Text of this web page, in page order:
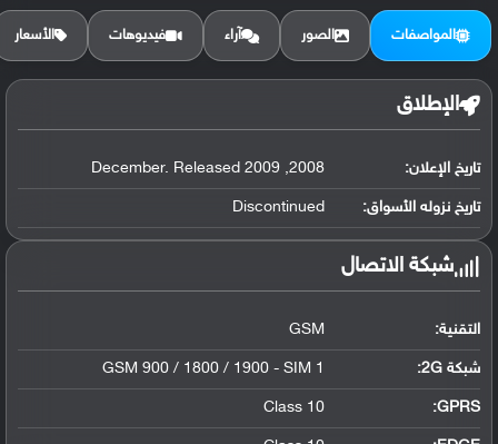
المواصفات الصور آراء فيديوهات الأسعار
الإطلاق
تاريخ الإعلان: 2008, December. Released 2009
تاريخ نزوله الأسواق: Discontinued
شبكة الاتصال
التقنية: GSM
شبكة 2G: GSM 900 / 1800 / 1900 - SIM 1
GPRS:
Class 10